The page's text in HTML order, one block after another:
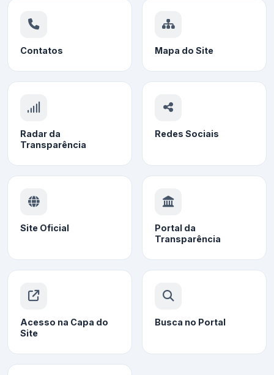
Contatos Mapa do Site
Radar da
Transparência
Redes Sociais
Site Oficial
Portal da
Transparência
Acesso na Capa do
Site
Busca no Portal